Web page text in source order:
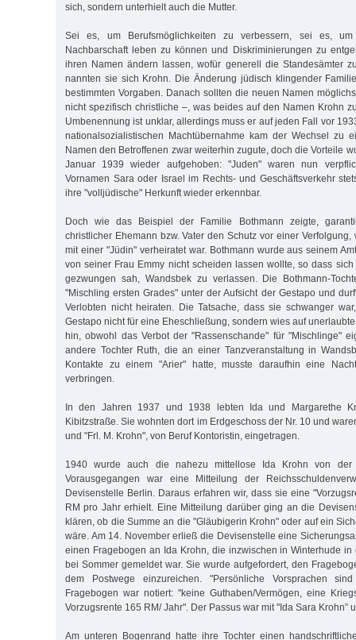
sich, sondern unterhielt auch die Mutter.
Sei es, um Berufsmöglichkeiten zu verbessern, sei es,
Nachbarschaft leben zu können und Diskriminierungen zu
ihren Namen ändern lassen, wofür generell die Standesämter
nannten sie sich Krohn. Die Änderung jüdisch klingender
bestimmten Vorgaben. Danach sollten die neuen Namen
nicht spezifisch christliche –, was beides auf den Namen Krohn
Umbenennung ist unklar, allerdings muss er auf jeden Fall vor
nationalsozialistischen Machtübernahme kam der Wechsel zu
Namen den Betroffenen zwar weiterhin zugute, doch die Vorteile
Januar 1939 wieder aufgehoben: "Juden" waren nun
Vornamen Sara oder Israel im Rechts- und Geschäftsverkehr
ihre "volljüdische" Herkunft wieder erkennbar.
Doch wie das Beispiel der Familie Bothmann zeigte,
christlicher Ehemann bzw. Vater den Schutz vor einer
mit einer "Jüdin" verheiratet war. Bothmann wurde aus seinem
von seiner Frau Emmy nicht scheiden lassen wollte, so dass
gezwungen sah, Wandsbek zu verlassen. Die Bothmann-
"Mischling ersten Grades" unter der Aufsicht der Gestapo und
Verlobten nicht heiraten. Die Tatsache, dass sie schwanger
Gestapo nicht für eine Eheschließung, sondern wies auf
hin, obwohl das Verbot der "Rassenschande" für "Mischlinge"
andere Tochter Ruth, die an einer Tanzveranstaltung in
Kontakte zu einem "Arier" hatte, musste daraufhin eine
verbringen.
In den Jahren 1937 und 1938 lebten Ida und Margarethe
Kibitzstraße. Sie wohnten dort im Erdgeschoss der Nr. 10 und
und "Frl. M. Krohn", von Beruf Kontoristin, eingetragen.
1940 wurde auch die nahezu mittellose Ida Krohn von der
Vorausgegangen war eine Mitteilung der
Devisenstelle Berlin. Daraus erfahren wir, dass sie eine
RM pro Jahr erhielt. Eine Mitteilung darüber ging an die
klären, ob die Summe an die "Gläubigerin Krohn" oder auf ein
wäre. Am 14. November erließ die Devisenstelle eine
einen Fragebogen an Ida Krohn, die inzwischen in Winterhude in
bei Sommer gemeldet war. Sie wurde aufgefordert, den
dem Postwege einzureichen. "Persönliche Vorsprachen
Fragebogen war notiert: "keine Guthaben/Vermögen, eine
Vorzugsrente 165 RM/ Jahr". Der Passus war mit "Ida Sara Krohn”
Am unteren Bogenrand hatte ihre Tochter einen